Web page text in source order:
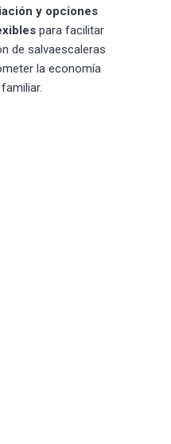
y opciones
para facilitar
de salvaescaleras
la economía
familiar.